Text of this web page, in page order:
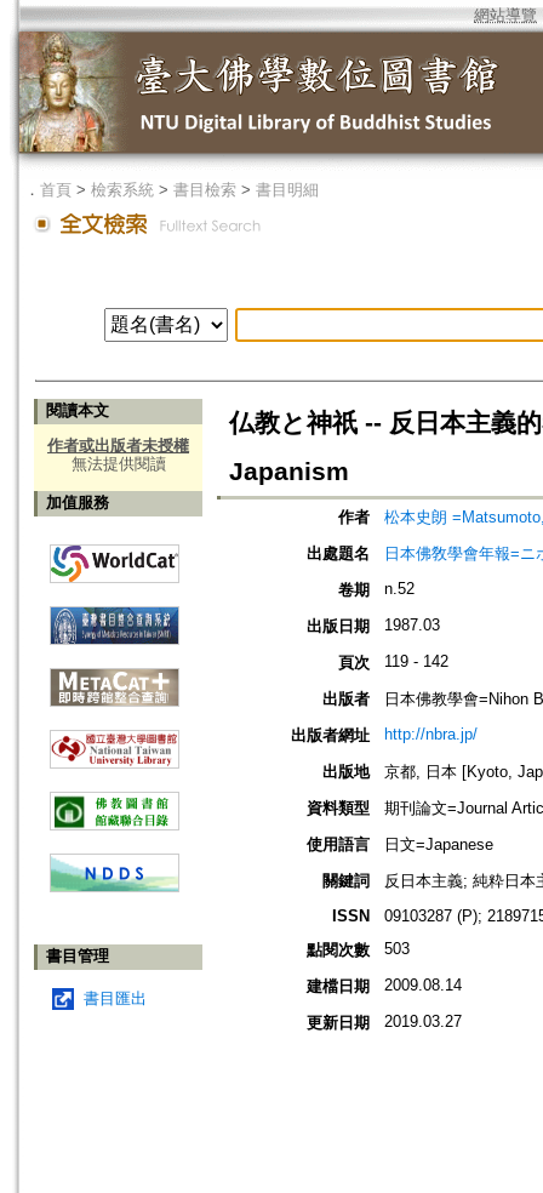
網站導覽
． 首頁 > 檢索系統 > 書目檢索 > 書目明細
閱讀本文
作者或出版者未授權
無法提供閱讀
加值服務
書目管理
書目匯出
仏教と神祇 -- 反日本主義
Japanism
作者
松本史朗
出處題名
日本佛敎學會年報=
卷期
n.52
出版日期 1987.03
頁次 119 - 142
出版者
日本佛教學會=Nihon
出版者網址
http://nbra.jp/
出版地
京都, 日本 [Kyoto,
資料類型
期刊論文=Journal
使用語言
日文=Japanese
關鍵詞
反日本主義; 純粋日本
ISSN
09103287 (P);
點閱次數
503
建檔日期 2009.08.14
更新日期 2019.03.27